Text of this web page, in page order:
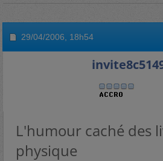
29/04/2006, 18h54
L'humour caché des
physique